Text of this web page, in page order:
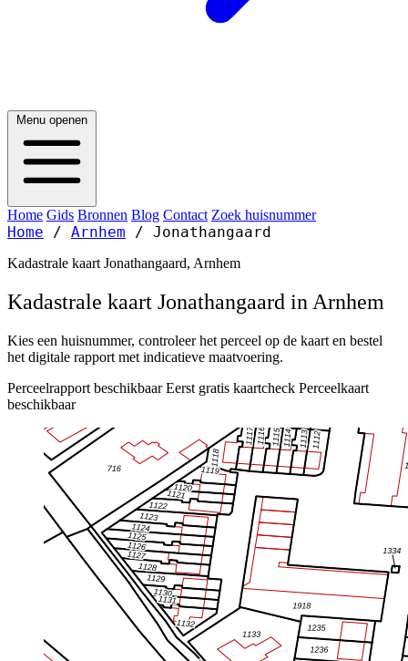
Menu openen
Home Gids Bronnen Blog Contact Zoek huisnummer
Home / Arnhem / Jonathangaard
Kadastrale kaart Jonathangaard, Arnhem
Kadastrale kaart Jonathangaard in Arnhem
Kies een huisnummer, controleer het perceel op de kaart en bestel
het digitale rapport met indicatieve maatvoering.
Perceelrapport beschikbaar Eerst gratis kaartcheck Perceelkaart
beschikbaar